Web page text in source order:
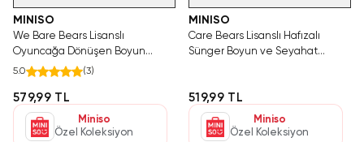
MINISO
We Bare Bears Lisanslı
Oyuncağa Dönüşen Boyun
Yastığı - Panda
5.0 (3)
579,99 TL
Miniso
Özel Koleksiyon
MINISO
Care Bears Lisanslı Hafızalı
Sünger Boyun ve Seyahat
519,99 TL
Miniso
Özel Koleksiyon